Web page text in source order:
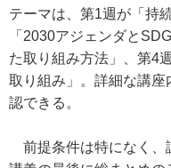
テーマは、第1週が「持
「2030アジェンダと
た取り組み方法」、第4
取り組み」。詳細な講
認できる。
前提条件は特になく、